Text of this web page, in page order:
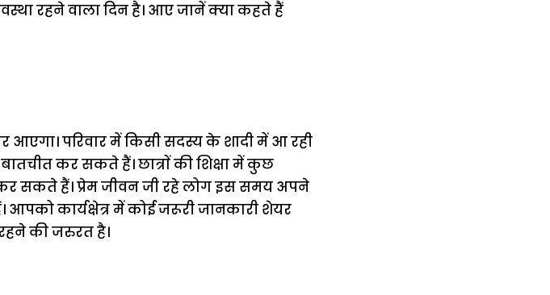
रहने वाला दिन है। आए जानें क्या कहते हैं
परिवार में किसी सदस्य के शादी में आ रही
कर सकते हैं। छात्राें की शिक्षा में कुछ
सकते हैं। प्रेम जीवन जी रहे लोग इस समय अपने
कार्यक्षेत्र में कोई जरूरी जानकारी शेयर
की जरुरत है।